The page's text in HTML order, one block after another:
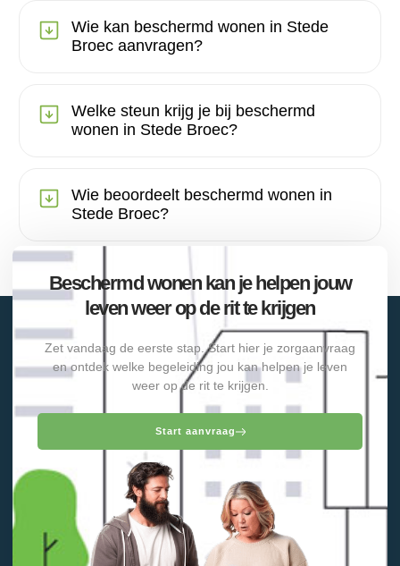
Wie kan beschermd wonen in Stede
Broec aanvragen?
Welke steun krijg je bij beschermd
wonen in Stede Broec?
Wie beoordeelt beschermd wonen in
Stede Broec?
Beschermd wonen kan je helpen jouw
leven weer op de rit te krijgen
Zet vandaag de eerste stap. Start hier je zorgaanvraag
en ontdek welke begeleiding jou kan helpen je leven
weer op de rit te krijgen.
Start aanvraag